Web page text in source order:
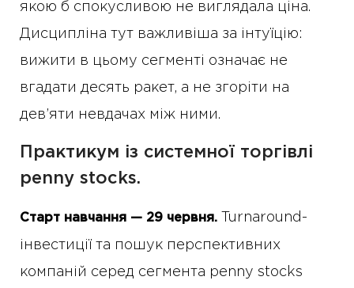
якою б спокусливою не виглядала ціна.
Дисципліна тут важливіша за інтуїцію:
вижити в цьому сегменті означає не
вгадати десять ракет, а не згоріти на
дев’яти невдачах між ними.
Практикум із системної торгівлі
penny stocks.
Старт навчання — 29 червня. Turnaround-
інвестиції та пошук перспективних
компаній серед сегмента penny stocks